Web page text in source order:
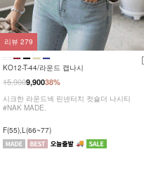
KO12-T-44/라운드 캡나시
38%
15,9009,900
시크한 라운드넥 린넨터치 컷숄더 나시티
#NAK MADE.
F(55),L(66~77)
리뷰 279